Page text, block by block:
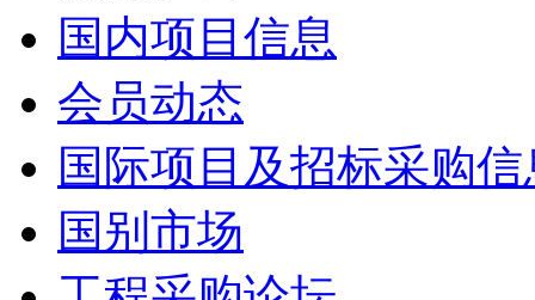
国内项目信息
会员动态
国际项目及招标采购信
国别市场